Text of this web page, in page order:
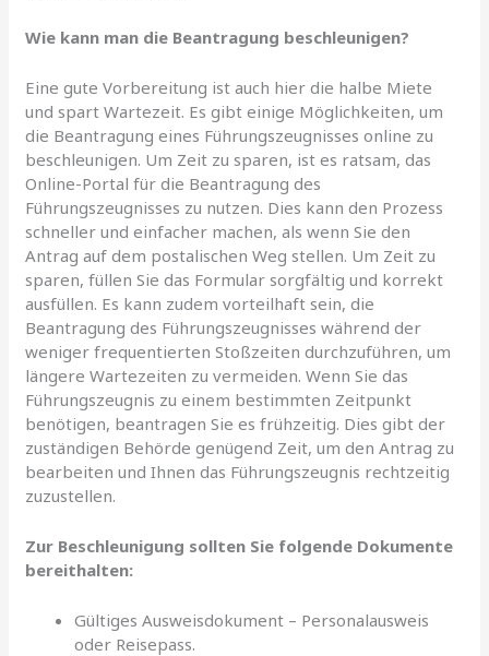
Wie kann man die Beantragung beschleunigen?
Eine gute Vorbereitung ist auch hier die halbe Miete
und spart Wartezeit. Es gibt einige Möglichkeiten, um
die Beantragung eines Führungszeugnisses online zu
beschleunigen. Um Zeit zu sparen, ist es ratsam, das
Online-Portal für die Beantragung des
Führungszeugnisses zu nutzen. Dies kann den Prozess
schneller und einfacher machen, als wenn Sie den
Antrag auf dem postalischen Weg stellen. Um Zeit zu
sparen, füllen Sie das Formular sorgfältig und korrekt
ausfüllen. Es kann zudem vorteilhaft sein, die
Beantragung des Führungszeugnisses während der
weniger frequentierten Stoßzeiten durchzuführen, um
längere Wartezeiten zu vermeiden. Wenn Sie das
Führungszeugnis zu einem bestimmten Zeitpunkt
benötigen, beantragen Sie es frühzeitig. Dies gibt der
zuständigen Behörde genügend Zeit, um den Antrag zu
bearbeiten und Ihnen das Führungszeugnis rechtzeitig
zuzustellen.
Zur Beschleunigung sollten Sie folgende Dokumente
bereithalten:
Gültiges Ausweisdokument – Personalausweis
oder Reisepass.